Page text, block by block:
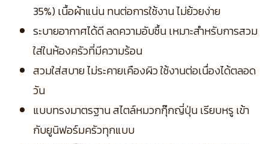
35%) เนื้อผ้าแน่น ทนต่อการใช้งาน ไม่ย้วยง่าย
ระบายอากาศได้ดี ลดความอับชื้น เหมาะสำหรับการสวม
ใส่ในห้องครัวที่มีความร้อน
สวมใส่สบาย ไม่ระคายเคืองผิว ใช้งานต่อเนื่องได้ตลอด
วัน
แบบทรงมาตรฐาน สไตล์หมวกกุ๊กญี่ปุ่น เรียบหรู เข้า
กับยูนิฟอร์มครัวทุกแบบ